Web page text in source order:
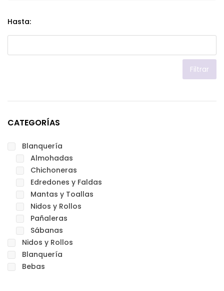
Hasta:
Filtrar
CATEGORÍAS
Blanquería
Almohadas
Chichoneras
Edredones y Faldas
Mantas y Toallas
Nidos y Rollos
Pañaleras
Sábanas
Nidos y Rollos
Blanquería
Bebas